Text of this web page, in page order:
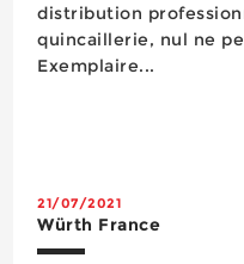
distribution
quincaillerie, nul ne
Exemplaire...
21/07/2021
Würth France